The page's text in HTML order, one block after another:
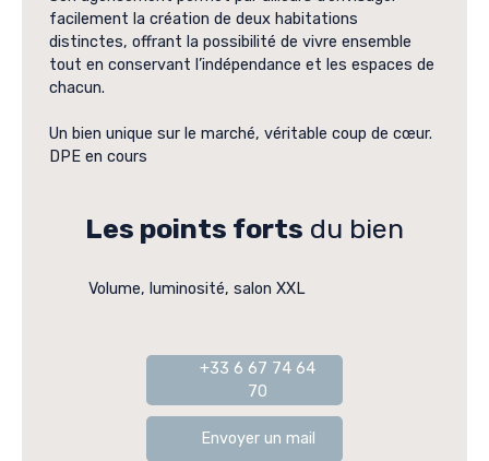
facilement la création de deux habitations
distinctes, offrant la possibilité de vivre ensemble
tout en conservant l’indépendance et les espaces de
chacun.
Un bien unique sur le marché, véritable coup de cœur.
DPE en cours
Les points forts du bien
Volume, luminosité, salon XXL
+33 6 67 74 64
70
Envoyer un mail